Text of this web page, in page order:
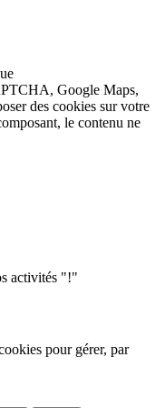
Google Maps,
des cookies sur votre
le contenu ne
activités "!"
pour gérer, par